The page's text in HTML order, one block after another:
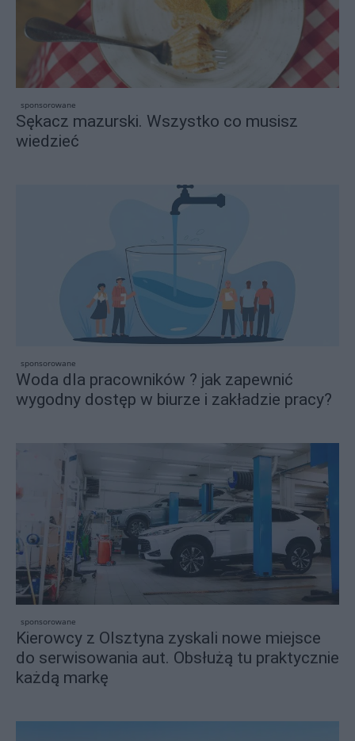
sponsorowane
Sękacz mazurski. Wszystko co musisz
wiedzieć
sponsorowane
Woda dla pracowników ? jak zapewnić
wygodny dostęp w biurze i zakładzie pracy?
sponsorowane
Kierowcy z Olsztyna zyskali nowe miejsce
do serwisowania aut. Obsłużą tu praktycznie
każdą markę